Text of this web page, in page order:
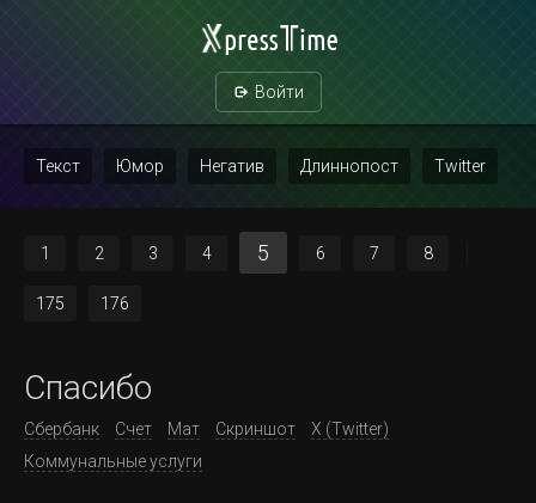
Войти
Текст Юмор Негатив Длиннопост Twitter
1 2 3 4 5 6 7 8
175 176
Спасибо
Сбербанк Счет Мат Скриншот
X (Twitter)
Коммунальные услуги